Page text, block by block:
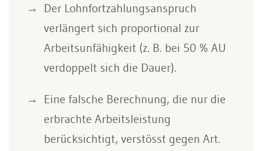
Der Lohnfortzahlungsanspruch
verlängert sich proportional zur
Arbeitsunfähigkeit (z. B. bei 50 % AU
verdoppelt sich die Dauer).
Eine falsche Berechnung, die nur die
erbrachte Arbeitsleistung
berücksichtigt, verstösst gegen Art.